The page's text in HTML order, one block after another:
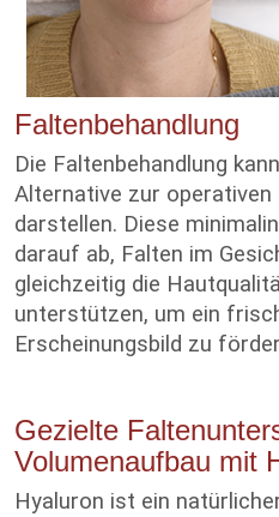
Faltenbehandlung
Die Faltenbehandlung
Alternative zur operativen
darstellen. Diese
darauf ab, Falten im
gleichzeitig die
unterstützen, um ein
Erscheinungsbild zu
Gezielte
Volumenaufbau mit
Hyaluron ist ein